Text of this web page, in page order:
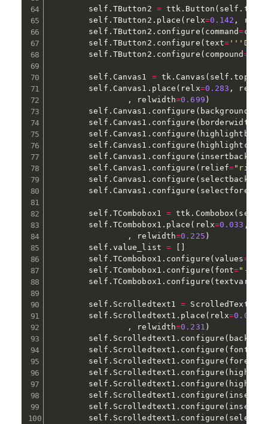
        self
. TButton2 = ttk . Button ( self . top
        self
. TButton2 . place ( relx=0.142 , rely
        self
. TButton2 . configure ( command=
        self
. TButton2 . configure ( text=
        self
. TButton2 . configure ( compound =
        self
. Canvas1 = tk . Canvas ( self .top
        self
. Canvas1 . place ( relx=0.283 , rely
,
relwidth=0.699 )
        self
. Canvas1 . configure ( background
        self
. Canvas1 . configure ( borderwidth
        self
. Canvas1 . configure (
        self
. Canvas1 . configure ( highlightcolor
        self
. Canvas1 . configure (
        self
. Canvas1 . configure ( relief="ridge"
        self
. Canvas1 . configure (
        self
. Canvas1 . configure (
        self
. TCombobox1 = ttk . Combobox ( self
        self
. TCombobox1 . place ( relx=0.033 ,
,
relwidth=0.225 )
        self
. value_list =
        self
. TCombobox1 . configure ( values=
        self
. TCombobox1 . configure ( font="-
        self
. TCombobox1 . configure (
        self
. Scrolledtext1 = ScrolledText
        self
. Scrolledtext1 . place ( relx=0.032
,
relwidth=0.231 )
        self
. Scrolledtext1 . configure (
        self
. Scrolledtext1 . configure ( font
        self
. Scrolledtext1 . configure (
        self
. Scrolledtext1 . configure (
        self
. Scrolledtext1 . configure (
        self
. Scrolledtext1 . configure (
        self
. Scrolledtext1 . configure (
        self
. Scrolledtext1 . configure (